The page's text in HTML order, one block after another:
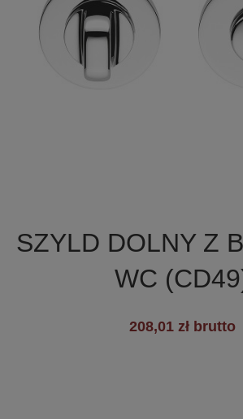

SZYLD DOLNY Z
WC
208,01 zł brutto